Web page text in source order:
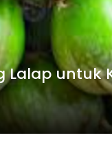
Lalap untuk